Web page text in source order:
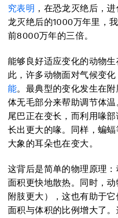
究表明 ，在恐龙灭绝后，
龙灭绝后的1000万年里，
前8000万年的三倍。
能够良好适应变化的动物
此，许多动物面对气候变
能。最典型的变化发生在
体无毛部分来帮助调节体
尾巴正在变长，而利用喙
长出更大的喙。同样，蝙
大象的耳朵也在变大。
这背后是简单的物理原理
面积更快地散热。同时，
附肢更大），这也有助于
面积与体积的比例增大了